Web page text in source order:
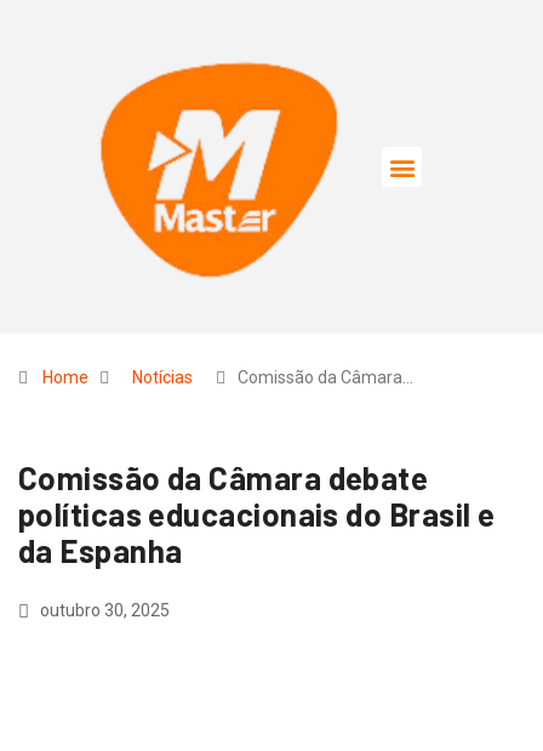
Home Notícias Comissão da Câmara…
Comissão da Câmara debate
políticas educacionais do Brasil e
da Espanha
outubro 30, 2025